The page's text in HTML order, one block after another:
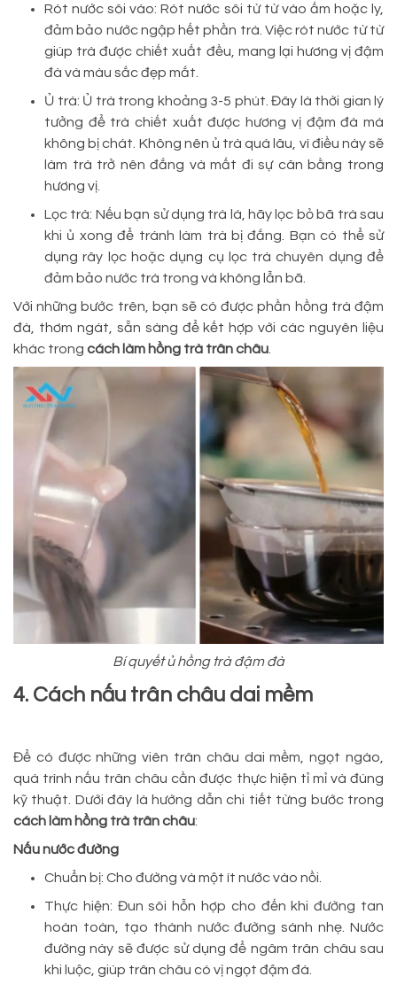
Rót nước sôi vào: Rót nước sôi từ từ vào ấm hoặc ly,
đảm bảo nước ngập hết phần trà. Việc rót nước từ từ
giúp trà được chiết xuất đều, mang lại hương vị đậm
đà và màu sắc đẹp mắt.
Ủ trà: Ủ trà trong khoảng 3-5 phút. Đây là thời gian lý
tưởng để trà chiết xuất được hương vị đậm đà mà
không bị chát. Không nên ủ trà quá lâu, vì điều này sẽ
làm trà trở nên đắng và mất đi sự cân bằng trong
hương vị.
Lọc trà: Nếu bạn sử dụng trà lá, hãy lọc bỏ bã trà sau
khi ủ xong để tránh làm trà bị đắng. Bạn có thể sử
dụng rây lọc hoặc dụng cụ lọc trà chuyên dụng để
đảm bảo nước trà trong và không lẫn bã.
Với những bước trên, bạn sẽ có được phần hồng trà đậm
đà, thơm ngát, sẵn sàng để kết hợp với các nguyên liệu
khác trong cách làm hồng trà trân châu
Bí quyết ủ hồng trà đậm đà
4. Cách nấu trân châu dai mềm
Để có được những viên trân châu dai mềm, ngọt ngào,
quá trình nấu trân châu cần được thực hiện tỉ mỉ và đúng
kỹ thuật. Dưới đây là hướng dẫn chi tiết từng bước trong
cách làm hồng trà trân châu:
Nấu nước đường
Chuẩn bị: Cho đường và một ít nước vào nồi.
Thực hiện: Đun sôi hỗn hợp cho đến khi đường tan
hoàn toàn, tạo thành nước đường sánh nhẹ. Nước
đường này sẽ được sử dụng để ngâm trân châu sau
khi luộc, giúp trân châu có vị ngọt đậm đà.